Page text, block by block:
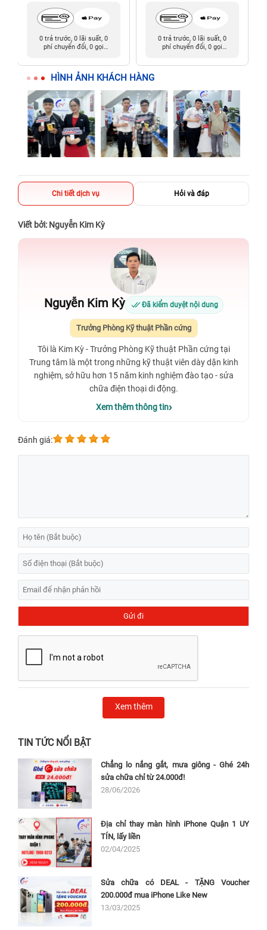
0 trả trước, 0 lãi suất, 0
phí chuyển đổi, 0 gọi
0 trả trước, 0 lãi suất, 0
phí chuyển đổi, 0 gọi
HÌNH ẢNH KHÁCH HÀNG
Chi tiết dịch vụ Hỏi và đáp
Viết bởi: Nguyễn Kim Kỳ
Nguyễn Kim Kỳ Đã kiểm duyệt nội dung
Trưởng Phòng Kỹ thuật Phần cứng
Tôi là Kim Kỳ - Trưởng Phòng Kỹ thuật Phần cứng tại
Trung tâm là một trong những kỹ thuật viên dày dặn kinh
nghiệm, sở hữu hơn 15 năm kinh nghiệm đào tạo - sửa
chữa điện thoại di động.
Xem thêm thông tin
Đánh giá:
Xem thêm
TIN TỨC NỔI BẬT
Chẳng lo nắng gắt, mưa giông - Ghé 24h
sửa chữa chỉ từ 24.000đ!
28/06/2026
Địa chỉ thay màn hình iPhone Quận 1 UY
TÍN, lấy liền
02/04/2025
Sửa chữa có DEAL - TẶNG Voucher
200.000đ mua iPhone Like New
13/03/2025